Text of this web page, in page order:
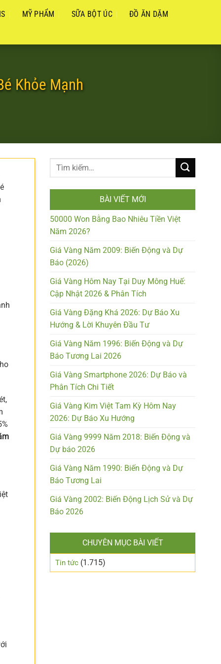
MỸ PHẨM SỮA BỘT ÚC
ĐỒ ĂN DẶM
Khỏe Mạnh
BÀI VIẾT MỚI
50000 Won Bằng Bao Nhiêu Tiền Việt
Năm 2026?
Giá Vàng Năm 2009: Biến Động và Dự
Báo (2026)
Giá Vàng Hôm Nay Tại Duy Mông Huế:
Cập Nhật 2026 & Phân Tích
Giá Vàng Đặng Khá 2026: Dự Báo Xu
Hướng & Lời Khuyên Đầu Tư
Giá Vàng Năm 1996: Biến Động và Dự
Báo Tương Lai 2026
Giá Vàng Smartphone 2026: Dự Báo và
Phân Tích Chi Tiết
Giá Vàng Kim Việt Tam Kỳ Hôm Nay
2026: Dự Báo Xu Hướng
Giá Vàng 9999 Năm 2018: Biến Động và
Dự báo 2026
Giá Vàng Năm 1990: Biến Động và Dự
Báo Tương Lai
Giá Vàng 2002: Biến Động Lịch Sử và Dự
Báo 2026
CHUYÊN MỤC BÀI VIẾT
Tin tức (1.715)